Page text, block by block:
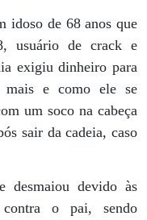
idoso de 68 anos que
usuário de crack e
exigiu dinheiro para
mais e como ele se
um soco na cabeça
sair da cadeia, caso
desmaiou devido às
o pai, sendo